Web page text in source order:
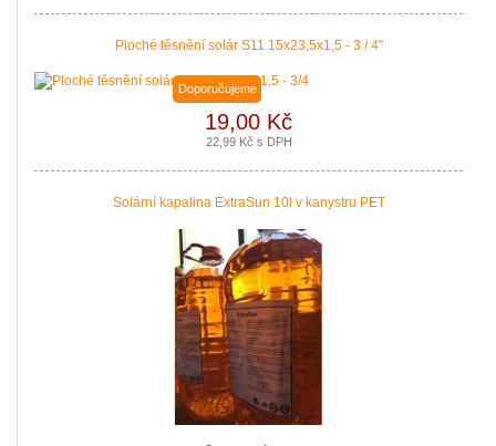
Ploché těsnění solár S11 15x23,5x1,5 - 3 / 4"
Doporučujeme
19,00 Kč
22,99 Kč s DPH
Solární kapalina ExtraSun 10l v kanystru PET